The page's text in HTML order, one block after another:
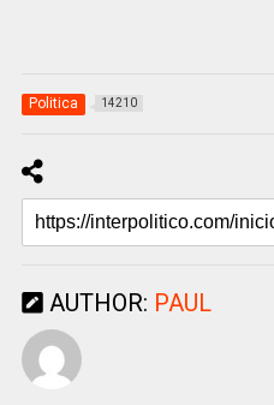
Politica 14210
AUTHOR: PAUL